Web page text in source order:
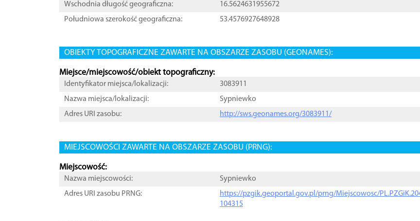
Wschodnia długość geograficzna:
16.5624631955672
Południowa szerokość geograficzna:
53.4576927648928
OBIEKTY TOPOGRAFICZNE ZAWARTE NA OBSZARZE ZASOBU (GEONAMES):
Miejsce/miejscowość/obiekt topograficzny:
Identyfikator miejsca/lokalizacji:
3083911
Nazwa miejsca/lokalizacji:
Sypniewko
Adres URI zasobu:
http://sws.geonames.org/3083911/
MIEJSCOWOŚCI ZAWARTE NA OBSZARZE ZASOBU (PRNG):
Miejscowość:
Nazwa miejscowości:
Sypniewko
Adres URI zasobu PRNG:
https://pzgik.geoportal.gov.pl/prng/Miejscowosc/
104315